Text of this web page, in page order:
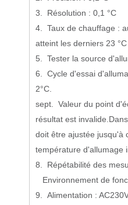
3. Résolution : 0,1 °C
4. Taux de chauffage :
atteint les derniers 23
5. Tester la source
6. Cycle d'essai
2°C.
sept. Valeur du point
résultat est
doit être ajustée jusqu'à
température d'allumage
8. Répétabilité des
Environnement de
9. Alimentation :